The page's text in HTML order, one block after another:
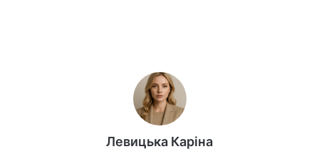
Левицька Каріна